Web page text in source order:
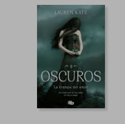
45%
dcto.